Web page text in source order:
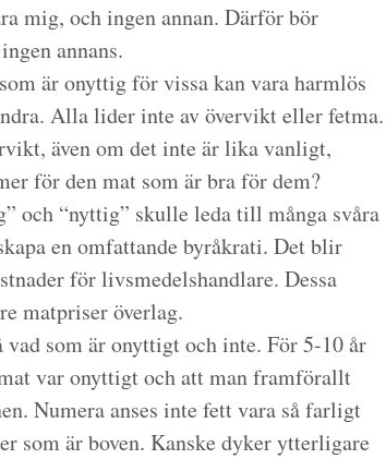
mig, och ingen annan. Därför bör
annans.
är onyttig för vissa kan vara harmlös
Alla lider inte av övervikt eller fetma.
även om det inte är lika vanligt,
för den mat som är bra för dem?
och “nyttig” skulle leda till många svåra
en omfattande byråkrati. Det blir
för livsmedelshandlare. Dessa
matpriser överlag.
som är onyttigt och inte. För 5-10 år
var onyttigt och att man framförallt
Numera anses inte fett vara så farligt
som är boven. Kanske dyker ytterligare